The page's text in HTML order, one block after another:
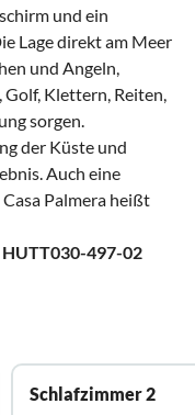
und ein
Lage direkt am Meer
und Angeln,
Klettern, Reiten,
sorgen.
der Küste und
Auch eine
Palmera heißt
HUTT030-497-02
Schlafzimmer 2